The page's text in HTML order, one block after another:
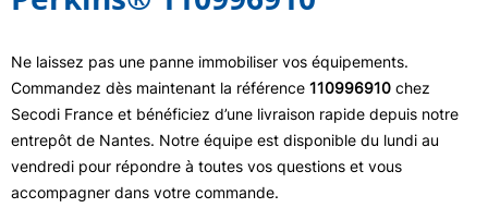
Ne laissez pas une panne immobiliser vos équipements.
Commandez dès maintenant la référence 110996910 chez
Secodi France et bénéficiez d’une livraison rapide depuis notre
entrepôt de Nantes. Notre équipe est disponible du lundi au
vendredi pour répondre à toutes vos questions et vous
accompagner dans votre commande.